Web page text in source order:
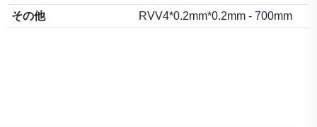
その他
RVV4*0.2mm*0.2mm - 700mm